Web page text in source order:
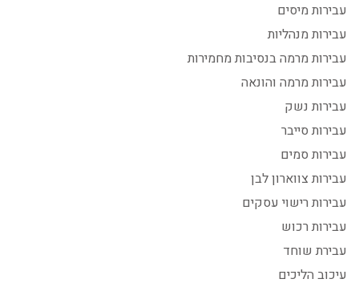
עבירות מיסים
עבירות מנהליות
עבירות מרמה בנסיבות מחמירות
עבירות מרמה והונאה
עבירות נשק
עבירות סייבר
עבירות סמים
עבירות צווארון לבן
עבירות רישוי עסקים
עבירות רכוש
עבירת שוחד
עיכוב הליכים